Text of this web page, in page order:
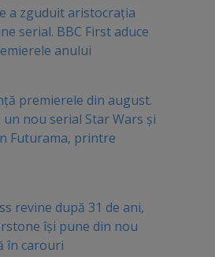
a zguduit aristocrația
serial. BBC First aduce
anului
premierele din august.
un nou serial Star Wars și
Futurama, printre
revine după 31 de ani,
își pune din nou
în carouri